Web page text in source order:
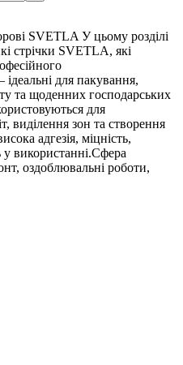
SVETLA У цьому розділі
стрічки SVETLA, які
ідеальні для пакування,
та щоденних господарських
для
виділення зон та створення
адгезія, міцність,
у використанні.Сфера
оздоблювальні роботи,